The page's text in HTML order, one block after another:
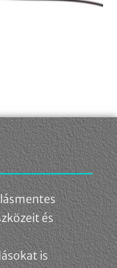
és
is